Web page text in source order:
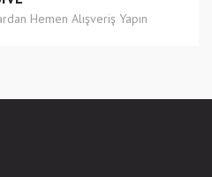
Hemen Alışveriş Yapın